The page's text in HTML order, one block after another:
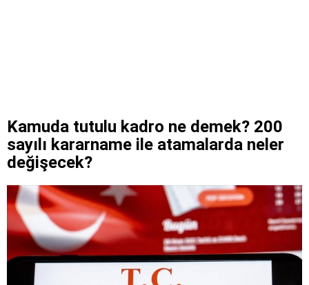
Kamuda tutulu kadro ne demek? 200
sayılı kararname ile atamalarda neler
değişecek?